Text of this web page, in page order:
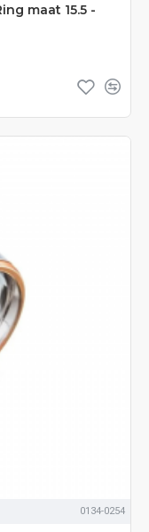
maat 15.5 -
0134-0254